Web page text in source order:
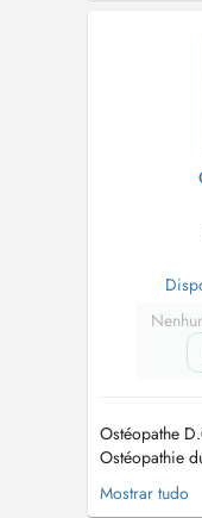
Pour toute
téléphoner au
Ostéopathe
Ostéopathie
Nanterre
David G.
Mostrar tudo